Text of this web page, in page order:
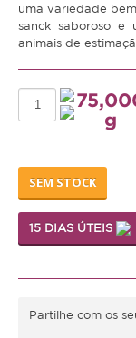
Degu
Hamster
Ouriço
Aves
Pequenas
uma variedade
sanck saboroso e
animais de
g
SEM STOCK
15 DIAS ÚTEIS
Partilhe com os